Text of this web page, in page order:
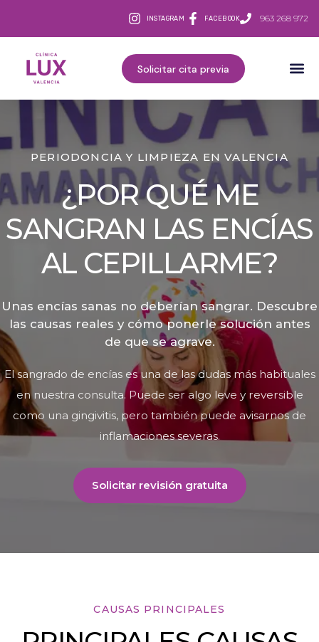
INSTAGRAM FACEBOOK 963 268 972
Solicitar cita previa
PERIODONCIA Y LIMPIEZA EN VALENCIA
¿POR QUÉ ME
SANGRAN LAS ENCÍAS
AL CEPILLARME?
Unas encías sanas no deberían sangrar. Descubre
las causas reales y cómo ponerle solución antes
de que se agrave.
El sangrado de encías es una de las dudas más habituales
en nuestra consulta. Puede ser algo leve y reversible
como una gingivitis, pero también puede avisarnos de
inflamaciones severas.
Solicitar revisión gratuita
CAUSAS PRINCIPALES